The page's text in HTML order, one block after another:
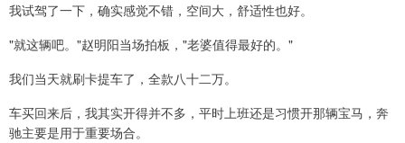
我试驾了一下，确实感觉不错，空间大，舒适性也好。
"就这辆吧。"赵明阳当场拍板，"老婆值得最好的。"
我们当天就刷卡提车了，全款八十二万。
车买回来后，我其实开得并不多，平时上班还是习惯开那辆宝马，奔
驰主要是用于重要场合。